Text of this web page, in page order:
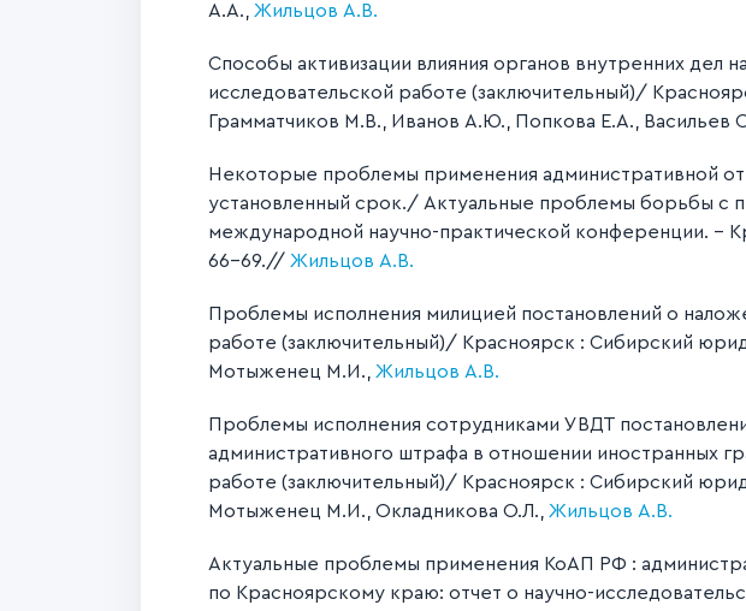
А.А., Жильцов А.В.
Способы активизации влияния органов внутренних дел
исследовательской работе (заключительный)/
Грамматчиков М.В., Иванов А.Ю., Попкова Е.А., Васильев
Некоторые проблемы применения административной
установленный срок./ Актуальные проблемы борьбы с
международной научно-практической конференции. –
66-69.// Жильцов А.В.
Проблемы исполнения милицией постановлений о
работе (заключительный)/ Красноярск : Сибирский
Мотыженец М.И., Жильцов А.В.
Проблемы исполнения сотрудниками УВДТ
административного штрафа в отношении иностранных
работе (заключительный)/ Красноярск : Сибирский
Мотыженец М.И., Окладникова О.Л., Жильцов А.В.
Актуальные проблемы применения КоАП РФ :
по Красноярскому краю: отчет о научно-